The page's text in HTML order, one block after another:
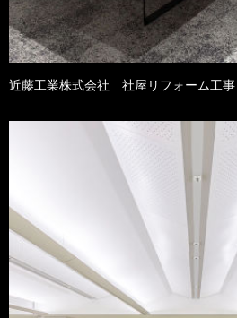
近藤工業株式会社 社屋リフォーム工事